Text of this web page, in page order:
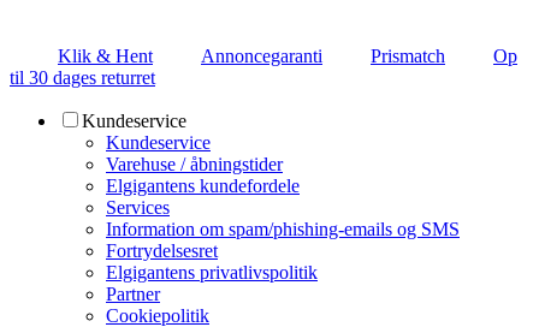
Klik & Hent Annoncegaranti Prismatch
Op
til 30 dages returret
Kundeservice
Kundeservice
Varehuse / åbningstider
Elgigantens kundefordele
Services
Information om spam/phishing-emails og SMS
Fortrydelsesret
Elgigantens privatlivspolitik
Partner
Cookiepolitik